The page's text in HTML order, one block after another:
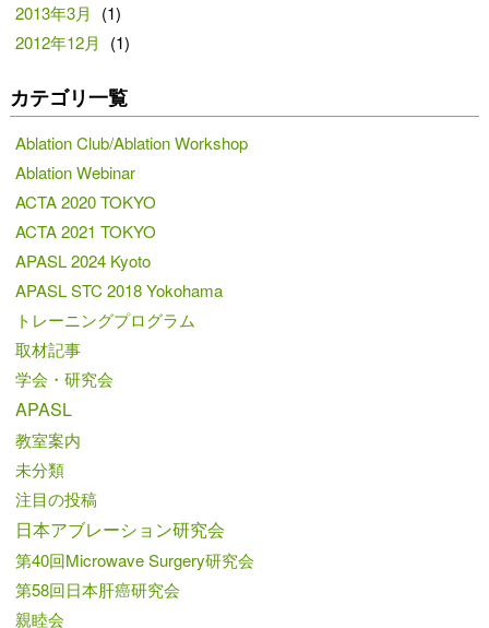
2013年3月
(1)
2012年12月
(1)
カテゴリ一覧
Ablation Club/Ablation Workshop
Ablation Webinar
ACTA 2020 TOKYO
ACTA 2021 TOKYO
APASL 2024 Kyoto
APASL STC 2018 Yokohama
トレーニングプログラム
取材記事
学会・研究会
APASL
教室案内
未分類
注目の投稿
日本アブレーション研究会
第40回Microwave Surgery研究会
第58回日本肝癌研究会
親睦会